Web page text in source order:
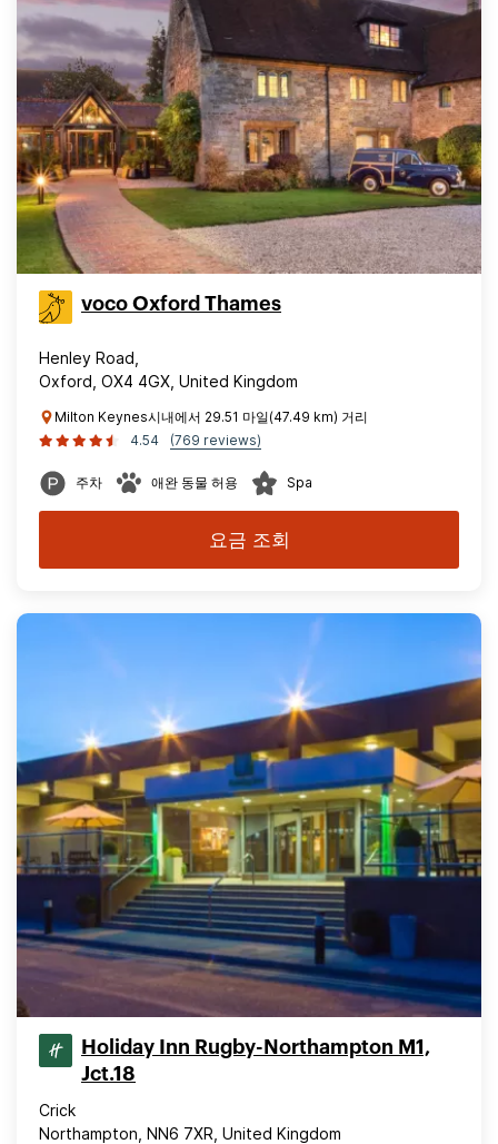
voco Oxford Thames
Henley Road,
Oxford, OX4 4GX, United Kingdom
Milton Keynes시내에서 29.51 마일(47.49 km) 거리
4.54
(769 reviews)
주차 애완 동물 허용 Spa
요금 조회
Holiday Inn Rugby-Northampton M1,
Jct.18
Crick
Northampton, NN6 7XR, United Kingdom